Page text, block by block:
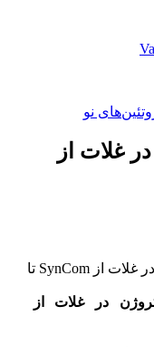
نو
غلات از
در غلات از